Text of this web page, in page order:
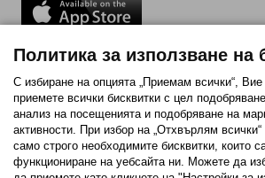
Последвайте ни:
FacebookTwitterYoutubePinterestInstagram
Политика за използване на
С избиране на опцията „Приемам всички“,
приемете всички бисквитки с цел
анализ на посещенията и подобряване на
активности. При избор на „Отхвърлям
само строго необходимитe бисквитки, които
функциониране на уебсайта ни. Можете да